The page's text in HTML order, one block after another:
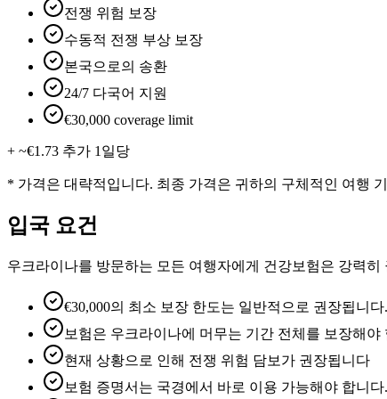
전쟁 위험 보장
수동적 전쟁 부상 보장
본국으로의 송환
24/7 다국어 지원
€30,000 coverage limit
+ ~€1.73 추가 1일당
* 가격은 대략적입니다. 최종 가격은 귀하의 구체적인 여행
입국 요건
우크라이나를 방문하는 모든 여행자에게 건강보험은 강력
€30,000의 최소 보장 한도는 일반적으로 권장됩니다.
보험은 우크라이나에 머무는 기간 전체를 보장해야
현재 상황으로 인해 전쟁 위험 담보가 권장됩니다
보험 증명서는 국경에서 바로 이용 가능해야 합니다.